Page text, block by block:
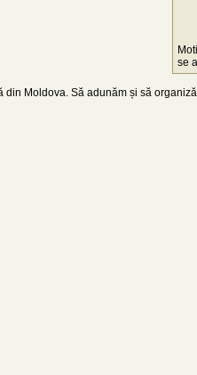
se
din Moldova. Să adunăm și să